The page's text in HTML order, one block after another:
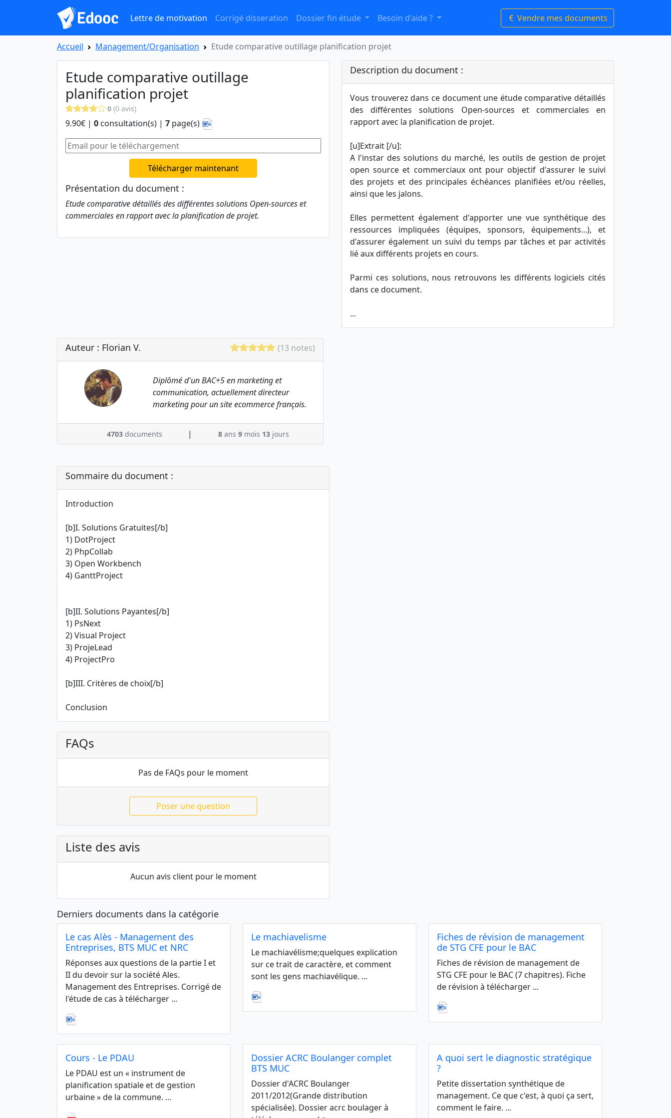
Lettre de motivation Corrigé disseration Dossier fin étude Besoin d'aide ? Vendre mes documents
Accueil Management/Organisation Etude comparative outillage planification projet
Etude comparative outillage
planification projet
0 (0 avis)
9.90€ | 0 consultation(s) | 7 page(s)
Télécharger maintenant
Présentation du document :
Etude comparative détaillés des différentes solutions Open-sources et
commerciales en rapport avec la planification de projet.
Description du document :
Vous trouverez dans ce document une étude comparative détaillés
des différentes solutions Open-sources et commerciales en
rapport avec la planification de projet.
[u]Extrait [/u]:
A l'instar des solutions du marché, les outils de gestion de projet
open source et commerciaux ont pour objectif d'assurer le suivi
des projets et des principales échéances planifiées et/ou réelles,
ainsi que les jalons.
Elles permettent également d'apporter une vue synthétique des
ressources impliquées (équipes, sponsors, équipements...), et
d'assurer également un suivi du temps par tâches et par activités
lié aux différents projets en cours.
Parmi ces solutions, nous retrouvons les différents logiciels cités
dans ce document.
...
Auteur : Florian V. (13 notes)
Diplômé d'un BAC+5 en marketing et
communication, actuellement directeur
marketing pour un site ecommerce français.
4703 documents | 8ans 9mois 13jours
Sommaire du document :
Introduction
[b]I. Solutions Gratuites[/b]
1) DotProject
2) PhpCollab
3) Open Workbench
4) GanttProject
[b]II. Solutions Payantes[/b]
1) PsNext
2) Visual Project
3) ProjeLead
4) ProjectPro
[b]III. Critères de choix[/b]
Conclusion
FAQs
Pas de FAQs pour le moment
Poser une question
Liste des avis
Aucun avis client pour le moment
Derniers documents dans la catégorie
Le cas Alès - Management des
Entreprises, BTS MUC et NRC
Réponses aux questions de la partie I et
II du devoir sur la société Ales.
Management des Entreprises. Corrigé de
l'étude de cas à télécharger ...
Le machiavelisme
Le machiavélisme;quelques explication
sur ce trait de caractère, et comment
sont les gens machiavélique. ...
Fiches de révision de management
de STG CFE pour le BAC
Fiches de révision de management de
STG CFE pour le BAC (7 chapitres). Fiche
de révision à télécharger ...
Cours - Le PDAU
Le PDAU est un « instrument de
planification spatiale et de gestion
urbaine » de la commune. ...
Dossier ACRC Boulanger complet
BTS MUC
Dossier d'ACRC Boulanger
2011/2012(Grande distribution
spécialisée). Dossier acrc boulager à
A quoi sert le diagnostic stratégique
?
Petite dissertation synthétique de
management. Ce que c'est, à quoi ça sert,
comment le faire. ...